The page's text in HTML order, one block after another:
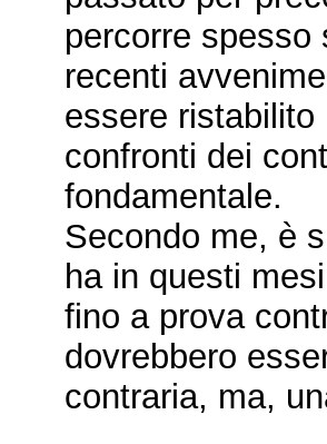
percorre
recenti
essere
confronti dei
fondamentale.
Secondo me, è
ha in questi
fino a prova
dovrebbero
contraria, ma,